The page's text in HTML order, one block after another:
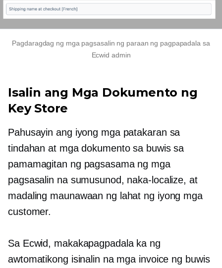
Pagdaragdag ng mga pagsasalin ng paraan ng pagpapadala sa
Ecwid admin
Isalin ang Mga Dokumento ng
Key Store
Pahusayin ang iyong mga patakaran sa
tindahan at mga dokumento sa buwis sa
pamamagitan ng pagsasama ng mga
pagsasalin na sumusunod, naka-localize, at
madaling maunawaan ng lahat ng iyong mga
customer.
Sa Ecwid, makakapagpadala ka ng
awtomatikong isinalin na mga invoice ng buwis